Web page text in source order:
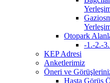
Otopark
-1.-2.-
KEP Adresi
Anketlerimiz
Öneri ve
Hasta Görüş